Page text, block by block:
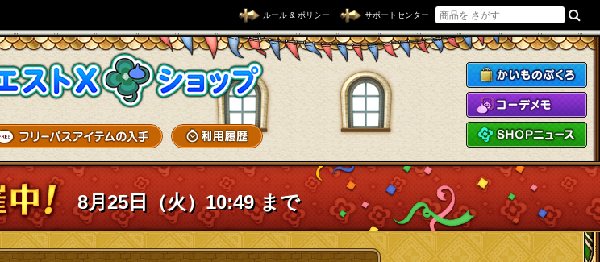
ルール & ポリシー サポートセンター
ドラゴンクエストXショップ
8月25日（火）10:49 まで